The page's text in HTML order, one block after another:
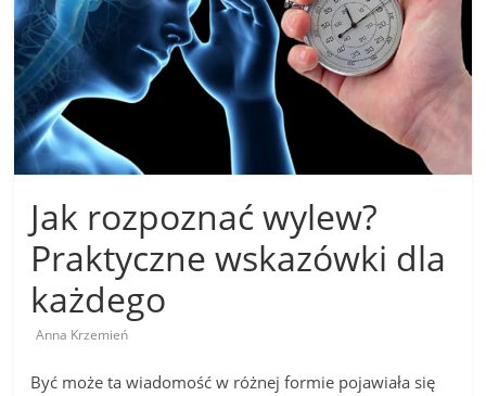
Jak rozpoznać wylew?
Praktyczne wskazówki dla
każdego
Anna Krzemień
Być może ta wiadomość w różnej formie pojawiała się